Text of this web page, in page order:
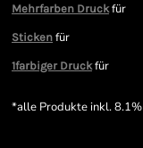
Mehrfarben Druckfür
Sticken für
1farbiger Druckfür
*alle Produkte inkl. 8.1%